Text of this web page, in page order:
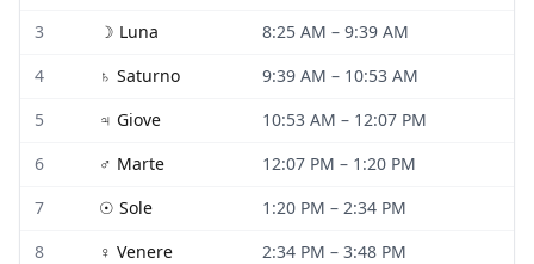
3
☽ Luna 8:25 AM – 9:39 AM
4
♄ Saturno 9:39 AM – 10:53 AM
5
♃ Giove 10:53 AM – 12:07 PM
6
♂ Marte 12:07 PM – 1:20 PM
7
☉ Sole 1:20 PM – 2:34 PM
8
♀ Venere 2:34 PM – 3:48 PM